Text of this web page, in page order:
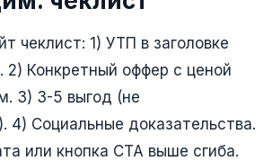
нового и молодого сайта
SERM / ORM
сайта
чеклист: 1) УТП в заголовке
2) Конкретный оффер с ценой
3) 3-5 выгод (не
4) Социальные доказательства.
или кнопка CTA выше сгиба.